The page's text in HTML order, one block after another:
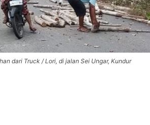
dari Truck / Lori, di jalan Sei Ungar, Kundur